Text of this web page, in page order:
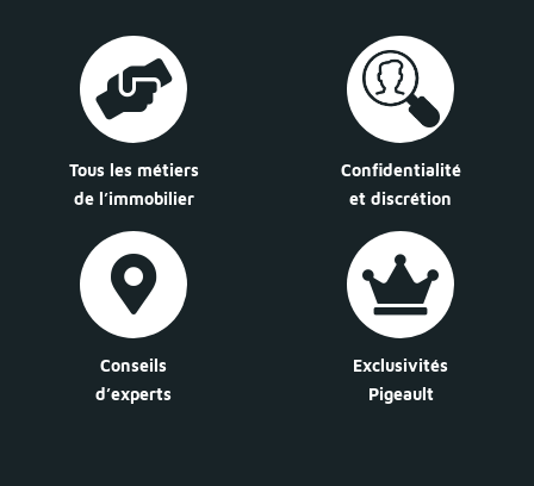
Tous les métiers
de l’immobilier
Confidentialité
et discrétion
Conseils
d’experts
Exclusivités
Pigeault